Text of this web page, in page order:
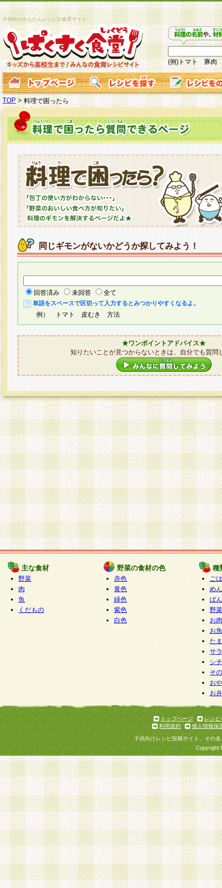
子供向けかんたんレシピの食育サイト
(例)トマト 豚肉
TOP >料理で困ったら
同じギモンがないかどうか探してみよう！
回答済み 未回答 全て
単語をスペースで区切って入力するとみつかりやすくなるよ。
例） トマト 皮むき 方法
★ワンポイントアドバイス★
知りたいことが見つからないときは、自分でも質問
主な食材
野菜
肉
魚
くだもの
野菜の食材の色
赤色
黄色
緑色
紫色
白色
種
ご
めん
ぱん
野
お
お
た
サ
シ
そ
お
お
トップページ
レシピ
利用規約
個人情報保
子供向けレシピ投稿サイト、その
Copyright